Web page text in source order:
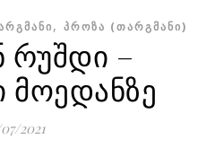
, ᲞᲠᲝᲖᲐ (ᲗᲐᲠᲒᲛᲐᲜᲘ)
რუშდი –
მოედანზე
2021